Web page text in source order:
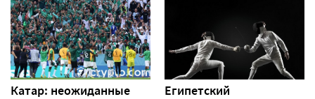
Катар: неожиданные
Египетский